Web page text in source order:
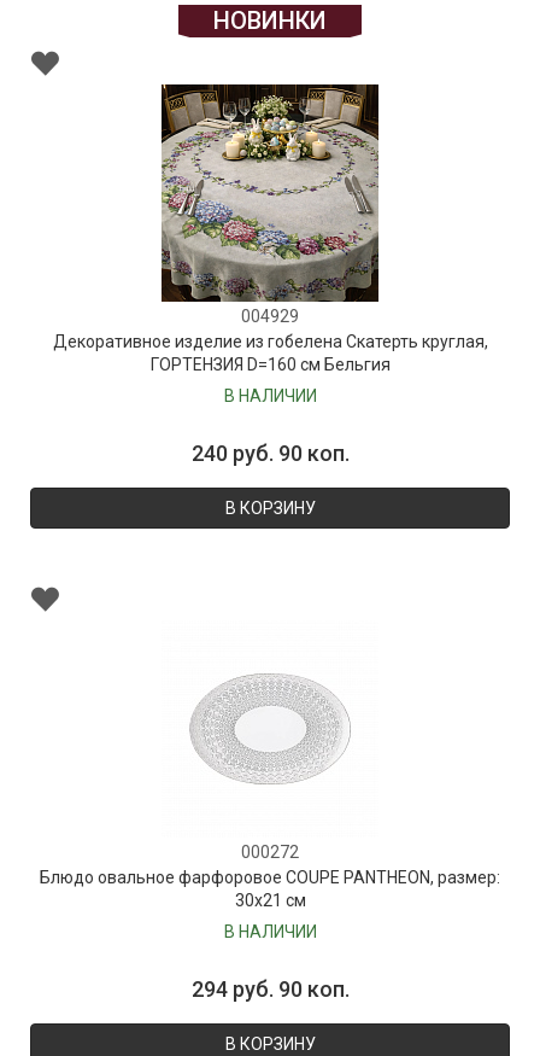
НОВИНКИ
004929
Декоративное изделие из гобелена Скатерть круглая,
ГОРТЕНЗИЯ D=160 см Бельгия
В НАЛИЧИИ
240 руб. 90 коп.
В КОРЗИНУ
000272
Блюдо овальное фарфоровое COUPE PANTHEON, размер:
30х21 см
В НАЛИЧИИ
294 руб. 90 коп.
В КОРЗИНУ